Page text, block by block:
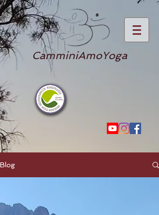
CamminiAmoYoga
Blog